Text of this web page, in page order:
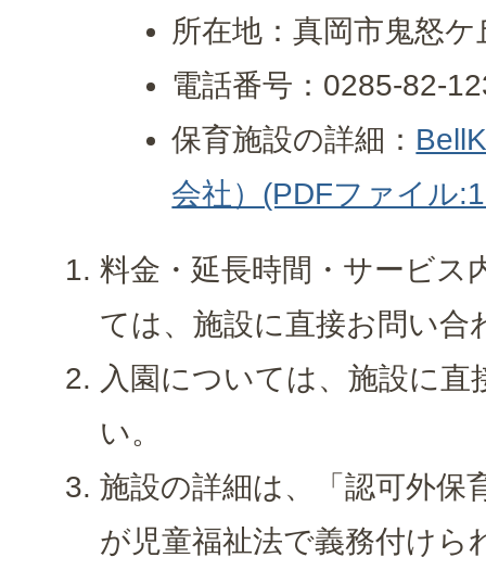
所在地：真岡市鬼怒ケ
電話番号：0285-82-
保育施設の詳細：
会社）(PDFファイル
料金・延長時間・サービス
ては、施設に直接お問い合
入園については、施設に
い。
施設の詳細は、「認可外保
が児童福祉法で義務付けら